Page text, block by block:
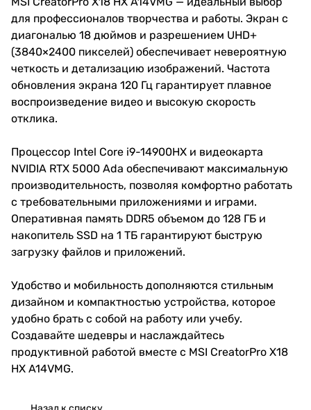
для профессионалов творчества и работы. Экран с
диагональю 18 дюймов и разрешением UHD+
(3840×2400 пикселей) обеспечивает невероятную
четкость и детализацию изображений. Частота
обновления экрана 120 Гц гарантирует плавное
воспроизведение видео и высокую скорость
отклика.
Процессор Intel Core i9-14900HX и видеокарта
NVIDIA RTX 5000 Ada обеспечивают максимальную
производительность, позволяя комфортно работать
с требовательными приложениями и играми.
Оперативная память DDR5 объемом до 128 ГБ и
накопитель SSD на 1 ТБ гарантируют быструю
загрузку файлов и приложений.
Удобство и мобильность дополняются стильным
дизайном и компактностью устройства, которое
удобно брать с собой на работу или учебу.
Создавайте шедевры и наслаждайтесь
продуктивной работой вместе с MSI CreatorPro X18
HX A14VMG.